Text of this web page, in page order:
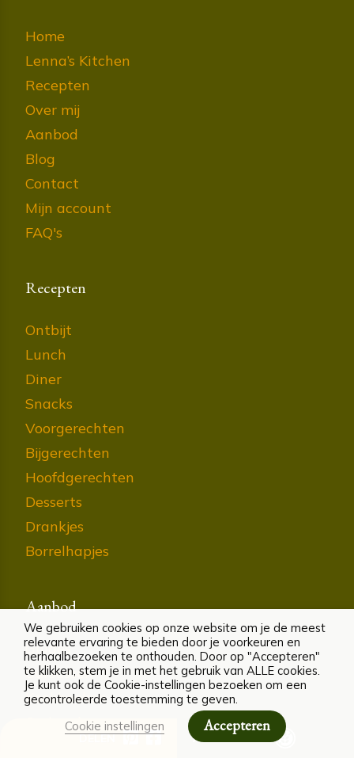
DELEN ALLERGENEN
Home
Lenna’s Kitchen
Recepten
Over mij
Aanbod
Blog
Contact
Mijn account
FAQ's
Recepten
Ontbijt
Lunch
Diner
Snacks
Voorgerechten
Bijgerechten
Hoofdgerechten
Desserts
Drankjes
Borrelhapjes
Aanbod
Guides
Cursussen
Kookboeken
Cadeaubonnen
We gebruiken cookies op onze website om je de meest
relevante ervaring te bieden door je voorkeuren en
herhaalbezoeken te onthouden. Door op "Accepteren"
te klikken, stem je in met het gebruik van ALLE cookies.
Je kunt ook de Cookie-instellingen bezoeken om een
gecontroleerde toestemming te geven.
Cookie instellingen
Accepteren